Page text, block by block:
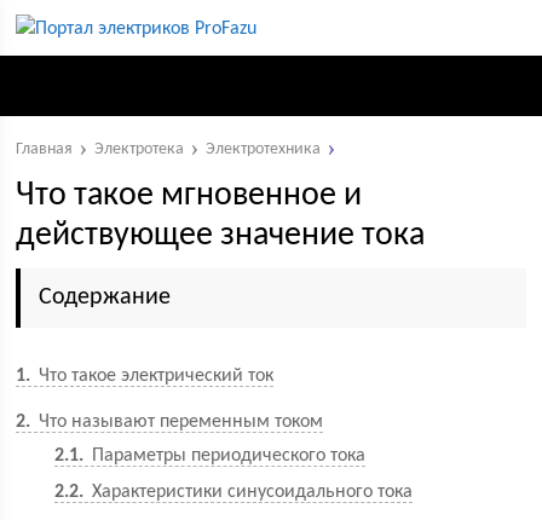
Главная Электротека Электротехника
Что такое мгновенное и
действующее значение тока
Содержание
1 Что такое электрический ток
2
Что называют переменным током
2.1
Параметры периодического тока
2.2
Характеристики синусоидального тока